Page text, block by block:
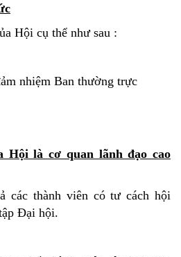
Hội cụ thể như sau :
nhiệm Ban thường trực
là cơ quan lãnh đạo cao
các thành viên có tư cách hội
Đại hội.